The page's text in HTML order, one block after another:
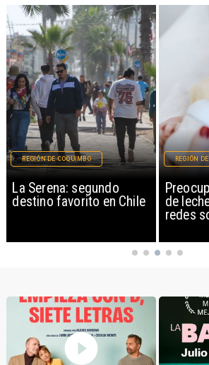
La Serena: segundo
destino favorito en Chile
REGIÓN DE COQUIMBO
de
redes
REGIÓN